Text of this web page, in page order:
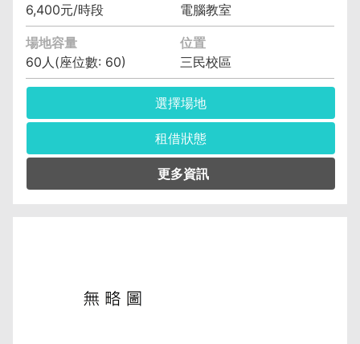
6,400元/時段
電腦教室
場地容量
位置
60人(座位數: 60)
三民校區
選擇場地
租借狀態
備註︰備有水電、燈光、空調